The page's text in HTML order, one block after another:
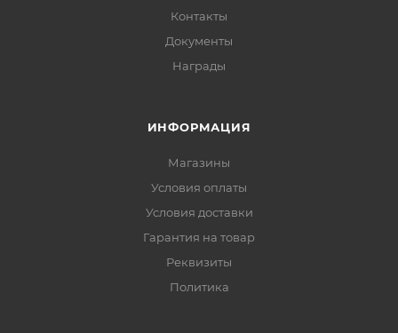
Контакты
Документы
Награды
ИНФОРМАЦИЯ
Магазины
Условия оплаты
Условия доставки
Гарантия на товар
Реквизиты
Политика